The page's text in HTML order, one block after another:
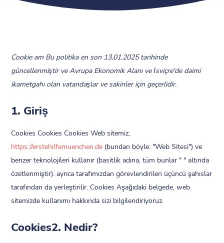
Cookie am Bu politika en son 13.01.2025 tarihinde
güncellenmiştir ve Avrupa Ekonomik Alanı ve İsviçre'de daimi
ikametgahı olan vatandaşlar ve sakinler için geçerlidir.
1. Giriş
Cookies Cookies Cookies Web sitemiz,
https://erstehilfemuenchen.de (bundan böyle: "Web Sitesi") ve
benzer teknolojileri kullanır (basitlik adına, tüm bunlar " " altında
özetlenmiştir). ayrıca tarafımızdan görevlendirilen üçüncü şahıslar
tarafından da yerleştirilir. Cookies Aşağıdaki belgede, web
sitemizde kullanımı hakkında sizi bilgilendiriyoruz.
Cookies2. Nedir?